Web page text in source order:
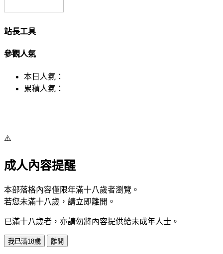
站長工具
參觀人氣
本日人氣：
累積人氣：
⚠️
成人內容提醒
本部落格內容僅限年滿十八歲者瀏覽。
若您未滿十八歲，請立即離開。
已滿十八歲者，亦請勿將內容提供給未成年人士。
我已滿18歲 離開